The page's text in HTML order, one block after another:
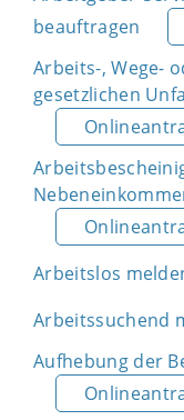
beauftragen
Arbeits-, Wege-
gesetzlichen
Arbeitslos
Arbeitssuchend
Aufhebung der